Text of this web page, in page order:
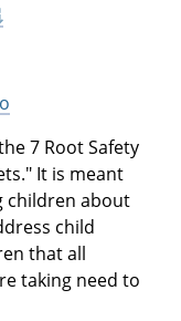
7 Root Safety
It is meant
children about
child
that all
taking need to